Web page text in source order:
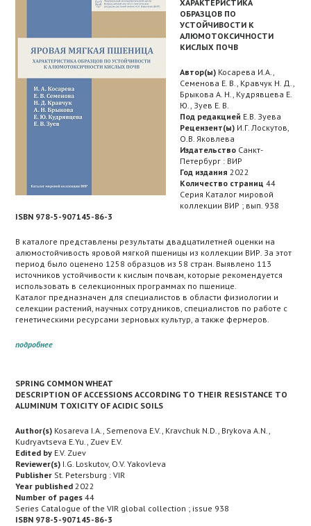
ХАРАКТЕРИСТИКА
ОБРАЗЦОВ ПО
УСТОЙЧИВОСТИ К
АЛЮМОТОКСИЧНОСТИ
КИСЛЫХ ПОЧВ
Автор(ы) Косарева И.А.,
Семенова Е. В., Кравчук Н. Д.,
Брыкова А. Н., Кудрявцева Е.
Ю., Зуев Е. В.
Под редакцией Е.В. Зуева
Рецензент(ы) И.Г. Лоскутов,
О.В. Яковлева
Издательство Санкт-
Петербург : ВИР
Год издания 2022
Количество страниц 44
Серия Каталог мировой
коллекции ВИР ; вып. 938
ISBN 978-5-907145-86-3
В каталоге представлены результаты двадцатилетней оценки на
алюмостойчивость яровой мягкой пшеницы из коллекции ВИР. За этот
период было оценено 1258 образцов из 58 стран. Выявлено 113
источников устойчивости к кислым почвам, которые рекомендуется
использовать в селекционных программах по пшенице.
Каталог предназначен для специалистов в области физиологии и
селекции растений, научных сотрудников, специалистов по работе с
генетическими ресурсами зерновых культур, а также фермеров.
подробнее
SPRING COMMON WHEAT
DESCRIPTION OF ACCESSIONS ACCORDING TO THEIR RESISTANCE TO
ALUMINUM TOXICITY OF ACIDIC SOILS
Author(s) Kosareva I.A., Semenova E.V., Kravchuk N.D., Brykova A.N.,
Kudryavtseva E.Yu., Zuev E.V.
Edited by E.V. Zuev
Reviewer(s) I.G. Loskutov, O.V. Yakovleva
Publisher St. Petersburg : VIR
Year published 2022
Number of pages 44
Series Catalogue of the VIR global collection ; issue 938
ISBN 978-5-907145-86-3